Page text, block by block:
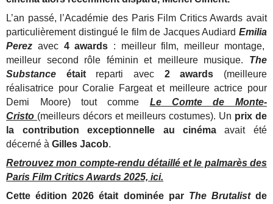
L’an passé, l’Académie des Paris Film Critics Awards avait
particulièrement distingué le film de Jacques Audiard Emilia
Perez avec 4 awards : meilleur film, meilleur montage,
meilleur second rôle féminin et meilleure musique. The
Substance étaitreparti avec 2 awards (meilleure
réalisatrice pour Coralie Fargeat et meilleure actrice pour
Demi Moore) tout comme Le Comte de Monte-
Cristo (meilleurs décors et meilleurs costumes). Un prix de
la contribution exceptionnelle au cinémaavait été
décerné àGilles Jacob.
Retrouvez mon compte-rendu détaillé et le palmarès des
Paris Film Critics Awards 2025, ici.
Cette édition 2026 était dominée par The Brutalist de